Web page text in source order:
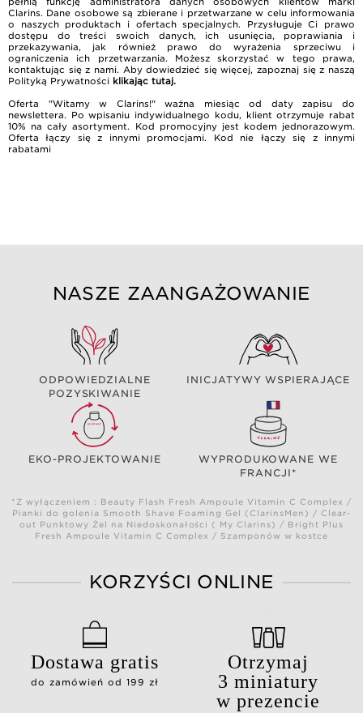
Clarins. Dane osobowe są zbierane i przetwarzane w celu informowania
o naszych produktach i ofertach specjalnych. Przysługuje Ci prawo
dostępu do treści swoich danych, ich usunięcia, poprawiania i
przekazywania, jak również prawo do wyrażenia sprzeciwu i
ograniczenia ich przetwarzania. Możesz skorzystać w tego prawa,
kontaktując się z nami. Aby dowiedzieć się więcej, zapoznaj się z naszą
Polityką Prywatności klikając tutaj.
Oferta "Witamy w Clarins!" ważna miesiąc od daty zapisu do
newslettera. Po wpisaniu indywidualnego kodu, klient otrzymuje rabat
10% na cały asortyment. Kod promocyjny jest kodem jednorazowym.
Oferta łączy się z innymi promocjami. Kod nie łączy się z innymi
rabatami
NASZE ZAANGAŻOWANIE
ODPOWIEDZIALNE
POZYSKIWANIE
INICJATYWY WSPIERAJĄCE
EKO-PROJEKTOWANIE
WYPRODUKOWANE WE
FRANCJI*
*Z wyłączeniem : Beauty Flash Fresh Ampoule Vitamin C Complex /
Pianki do golenia Smooth Shave Foaming Gel (ClarinsMen) / Clear-
out Punktowy Żel na Niedoskonałości ( My Clarins) / Bright Plus
Fresh Ampoule Vitamin C Complex / Szamponów w kostce
KORZYŚCI ONLINE
Dostawa gratis
do zamówień od 199 zł
Otrzymaj
3 miniatury
w prezencie